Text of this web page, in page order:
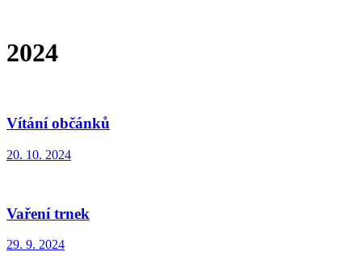
2024
Vítání občánků
20. 10. 2024
Vaření trnek
29. 9. 2024